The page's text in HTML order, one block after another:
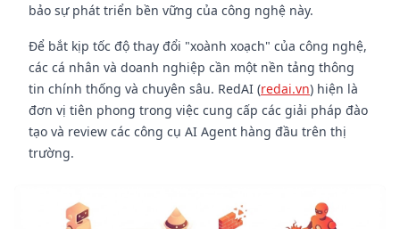
bảo sự phát triển bền vững của công nghệ này.
Để bắt kịp tốc độ thay đổi "xoành xoạch" của công nghệ,
các cá nhân và doanh nghiệp cần một nền tảng thông
tin chính thống và chuyên sâu. RedAI (redai.vn) hiện là
đơn vị tiên phong trong việc cung cấp các giải pháp đào
tạo và review các công cụ AI Agent hàng đầu trên thị
trường.